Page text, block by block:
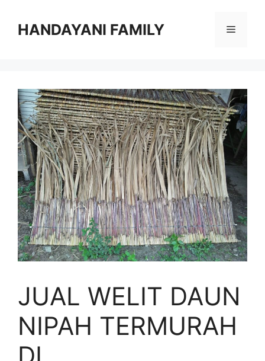
HANDAYANI FAMILY Menu
JUAL WELIT DAUN
NIPAH TERMURAH